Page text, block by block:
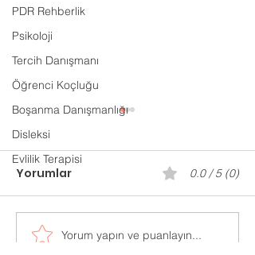
PDR Rehberlik
Psikoloji
Tercih Danışmanı
Öğrenci Koçluğu
Boşanma Danışmanlığı
Disleksi
Evlilik Terapisi
Evlilik Öncesi
Yorumlar 0.0 / 5 (0)
Yorum yapın ve puanlayın...